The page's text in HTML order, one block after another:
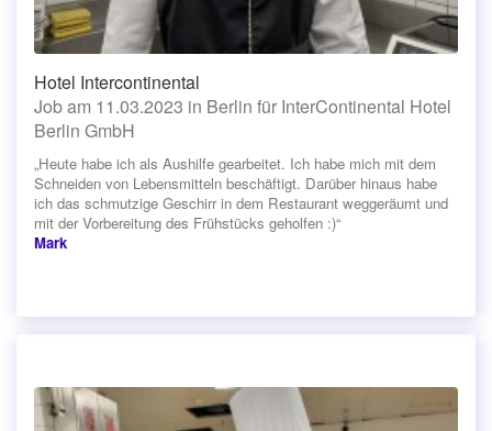
Hotel Intercontinental
Job am 11.03.2023 in Berlin für InterContinental Hotel
Berlin GmbH
„Heute habe ich als Aushilfe gearbeitet. Ich habe mich mit dem
Schneiden von Lebensmitteln beschäftigt. Darüber hinaus habe
ich das schmutzige Geschirr in dem Restaurant weggeräumt und
mit der Vorbereitung des Frühstücks geholfen :)“
Mark